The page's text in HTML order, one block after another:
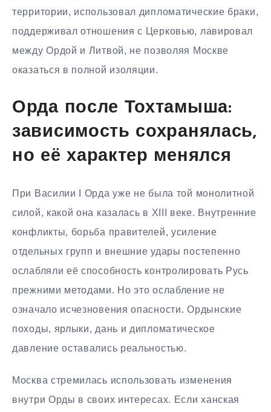
территории, использовал дипломатические браки,
поддерживал отношения с Церковью, лавировал
между Ордой и Литвой, не позволяя Москве
оказаться в полной изоляции.
Орда после Тохтамыша:
зависимость сохранялась,
но её характер менялся
При Василии I Орда уже не была той монолитной
силой, какой она казалась в XIII веке. Внутренние
конфликты, борьба правителей, усиление
отдельных групп и внешние удары постепенно
ослабляли её способность контролировать Русь
прежними методами. Но это ослабление не
означало исчезновения опасности. Ордынские
походы, ярлыки, дань и дипломатическое
давление оставались реальностью.
Москва стремилась использовать изменения
внутри Орды в своих интересах. Если ханская